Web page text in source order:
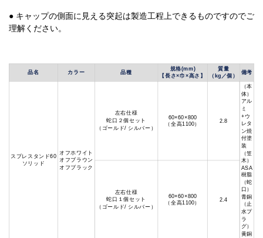
● キャップの側面に見える突起は製造工程上できるものですのでご
理解ください。
品名 カラー 品種
規格(mm)
【長さ×巾×高さ】
質量
（kg／個）
備考
スプレスタンド60
ソリッド
オフホワイト
オフブラウン
オフブラック
左右仕様
蛇口２個セット
（ゴールド/ シルバー）
60×60×800
（全高1100） 2.8
（本
体）
アル
ミ
+ウ
レタ
ン焼
付塗
装
（笠
木）
ASA
樹脂
（蛇
口）
青銅
（止
水プ
ラ
グ）
黄銅
左右仕様
蛇口１個セット
（ゴールド/ シルバー）
60×60×800
（全高1100） 2.4